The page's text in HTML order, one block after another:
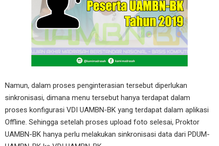
Namun, dalam proses penginterasian tersebut diperlukan
sinkronisasi, dimana menu tersebut hanya terdapat dalam
proses konfigurasi VDI UAMBN-BK yang terdapat dalam aplikasi
Offline. Sehingga setelah proses upload foto selesai, Proktor
UAMBN-BK hanya perlu melakukan sinkronisasi data dari PDUM-